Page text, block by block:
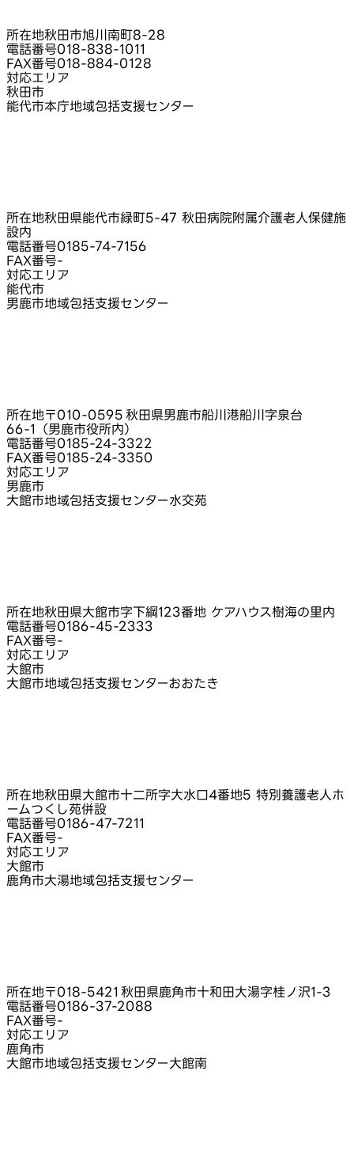
所在地秋田市旭川南町8‑28
電話番号018-838-1011
FAX番号018-884-0128
対応エリア
秋田市
能代市本庁地域包括支援センター
所在地秋田県能代市緑町5‑47 秋田病院附属介護老人保健施
設内
電話番号0185-74-7156
FAX番号-
対応エリア
能代市
男鹿市地域包括支援センター
所在地〒010-0595 秋田県男鹿市船川港船川字泉台
66‑1（男鹿市役所内）
電話番号0185-24-3322
FAX番号0185-24-3350
対応エリア
男鹿市
大館市地域包括支援センター水交苑
所在地秋田県大館市字下綱123番地 ケアハウス樹海の里内
電話番号0186-45-2333
FAX番号-
対応エリア
大館市
大館市地域包括支援センターおおたき
所在地秋田県大館市十二所字大水口4番地5 特別養護老人ホ
ームつくし苑併設
電話番号0186-47-7211
FAX番号-
対応エリア
大館市
鹿角市大湯地域包括支援センター
所在地〒018-5421 秋田県鹿角市十和田大湯字桂ノ沢1‑3
電話番号0186-37-2088
FAX番号-
対応エリア
鹿角市
大館市地域包括支援センター大館南